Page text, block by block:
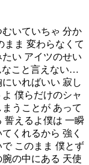
いていちゃ 分か
まま 変わらなくて
い アイツのせい
なこと言えない…
いればいい 寂し
僕らだけのシャ
うことが あって
誓えるよ僕は 一瞬
くれるから 強く
このまま 僕とず
の中にある 天使